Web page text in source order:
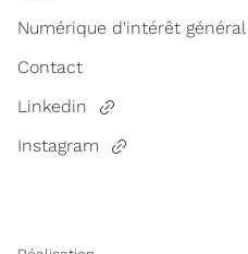
Numérique d'intérêt général
Contact
Linkedin
Instagram